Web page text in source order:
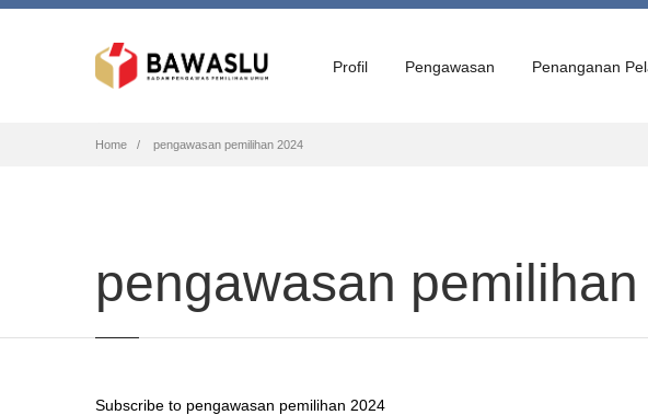
Profil Pengawasan Penanganan
Breadcrumb
Home pengawasan pemilihan 2024
pengawasan
Subscribe to pengawasan pemilihan 2024